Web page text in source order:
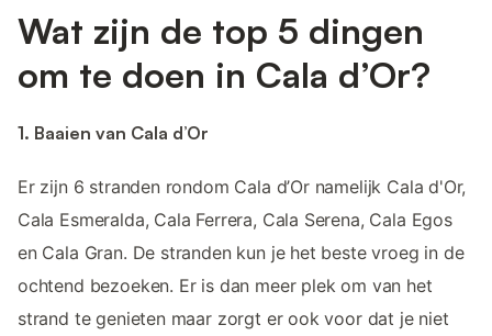
Wat zijn de top 5 dingen
om te doen in Cala d’Or?
1. Baaien van Cala d’Or
Er zijn 6 stranden rondom Cala d’Or namelijk Cala d'Or,
Cala Esmeralda, Cala Ferrera, Cala Serena, Cala Egos
en Cala Gran. De stranden kun je het beste vroeg in de
ochtend bezoeken. Er is dan meer plek om van het
strand te genieten maar zorgt er ook voor dat je niet